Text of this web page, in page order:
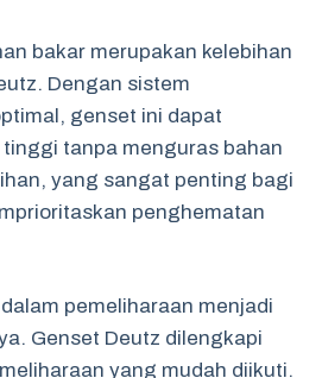
bakar merupakan kelebihan
Dengan sistem
genset ini dapat
tanpa menguras bahan
yang sangat penting bagi
penghematan
pemeliharaan menjadi
Genset Deutz dilengkapi
yang mudah diikuti.